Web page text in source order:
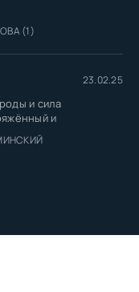
(1)
23.02.25
и сила
и